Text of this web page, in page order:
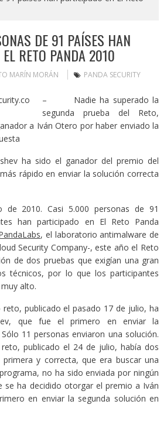
DE 91 PAÍSES HAN
RETO PANDA 2010
MARÍN MORÁN PANDA SECURITY
– Nadie ha superado la
segunda prueba del Reto,
a Iván Otero por haber enviado la
ha sido el ganador del premio del
rápido en enviar la solución correcta
de 2010. Casi 5.000 personas de 91
han participado en El Reto Panda
, el laboratorio antimalware de
Security Company-, este año el Reto
de dos pruebas que exigían una gran
técnicos, por lo que los participantes
alto.
reto, publicado el pasado 17 de julio, ha
que fue el primero en enviar la
11 personas enviaron una solución.
publicado el 24 de julio, había dos
primera y correcta, que era buscar una
no ha sido enviada por ningún
se ha decidido otorgar el premio a Iván
en enviar la segunda solución en